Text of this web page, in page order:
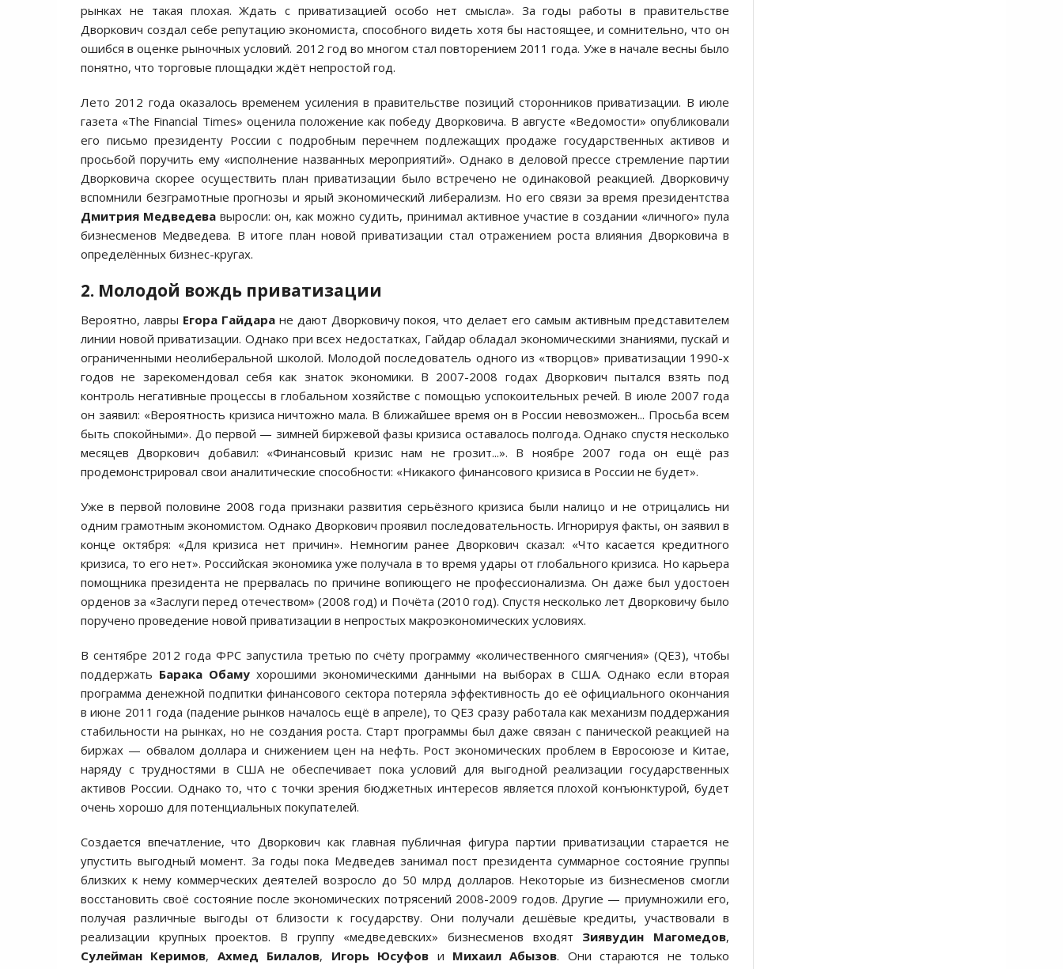
рынках не такая плохая. Ждать с приватизацией особо нет смысла». За годы работы в правительстве
Дворкович создал себе репутацию экономиста, способного видеть хотя бы настоящее, и сомнительно, что он
ошибся в оценке рыночных условий. 2012 год во многом стал повторением 2011 года. Уже в начале весны было
понятно, что торговые площадки ждёт непростой год.
Лето 2012 года оказалось временем усиления в правительстве позиций сторонников приватизации. В июле
газета «The Financial Times» оценила положение как победу Дворковича. В августе «Ведомости» опубликовали
его письмо президенту России с подробным перечнем подлежащих продаже государственных активов и
просьбой поручить ему «исполнение названных мероприятий». Однако в деловой прессе стремление партии
Дворковича скорее осуществить план приватизации было встречено не одинаковой реакцией. Дворковичу
вспомнили безграмотные прогнозы и ярый экономический либерализм. Но его связи за время президентства
Дмитрия Медведева выросли: он, как можно судить, принимал активное участие в создании «личного» пула
бизнесменов Медведева. В итоге план новой приватизации стал отражением роста влияния Дворковича в
определённых бизнес-кругах.
2. Молодой вождь приватизации
Вероятно, лавры Егора Гайдаране дают Дворковичу покоя, что делает его самым активным представителем
линии новой приватизации. Однако при всех недостатках, Гайдар обладал экономическими знаниями, пускай и
ограниченными неолиберальной школой. Молодой последователь одного из «творцов» приватизации 1990-х
годов не зарекомендовал себя как знаток экономики. В 2007-2008 годах Дворкович пытался взять под
контроль негативные процессы в глобальном хозяйстве с помощью успокоительных речей. В июле 2007 года
он заявил: «Вероятность кризиса ничтожно мала. В ближайшее время он в России невозможен... Просьба всем
быть спокойными». До первой — зимней биржевой фазы кризиса оставалось полгода. Однако спустя несколько
месяцев Дворкович добавил: «Финансовый кризис нам не грозит...». В ноябре 2007 года он ещё раз
продемонстрировал свои аналитические способности: «Никакого финансового кризиса в России не будет».
Уже в первой половине 2008 года признаки развития серьёзного кризиса были налицо и не отрицались ни
одним грамотным экономистом. Однако Дворкович проявил последовательность. Игнорируя факты, он заявил в
конце октября: «Для кризиса нет причин». Немногим ранее Дворкович сказал: «Что касается кредитного
кризиса, то его нет». Российская экономика уже получала в то время удары от глобального кризиса. Но карьера
помощника президента не прервалась по причине вопиющего не профессионализма. Он даже был удостоен
орденов за «Заслуги перед отечеством» (2008 год) и Почёта (2010 год). Спустя несколько лет Дворковичу было
поручено проведение новой приватизации в непростых макроэкономических условиях.
В сентябре 2012 года ФРС запустила третью по счёту программу «количественного смягчения» (QE3), чтобы
поддержать Барака Обаму хорошими экономическими данными на выборах в США. Однако если вторая
программа денежной подпитки финансового сектора потеряла эффективность до её официального окончания
в июне 2011 года (падение рынков началось ещё в апреле), то QE3 сразу работала как механизм поддержания
стабильности на рынках, но не создания роста. Старт программы был даже связан с панической реакцией на
биржах — обвалом доллара и снижением цен на нефть. Рост экономических проблем в Евросоюзе и Китае,
наряду с трудностями в США не обеспечивает пока условий для выгодной реализации государственных
активов России. Однако то, что с точки зрения бюджетных интересов является плохой конъюнктурой, будет
очень хорошо для потенциальных покупателей.
Создается впечатление, что Дворкович как главная публичная фигура партии приватизации старается не
упустить выгодный момент. За годы пока Медведев занимал пост президента суммарное состояние группы
близких к нему коммерческих деятелей возросло до 50 млрд долларов. Некоторые из бизнесменов смогли
восстановить своё состояние после экономических потрясений 2008-2009 годов. Другие — приумножили его,
получая различные выгоды от близости к государству. Они получали дешёвые кредиты, участвовали в
реализации крупных проектов. В группу «медведевских» бизнесменов входят Зиявудин Магомедов,
Сулейман Керимов, Ахмед Билалов, Игорь Юсуфов и Михаил Абызов. Они стараются не только